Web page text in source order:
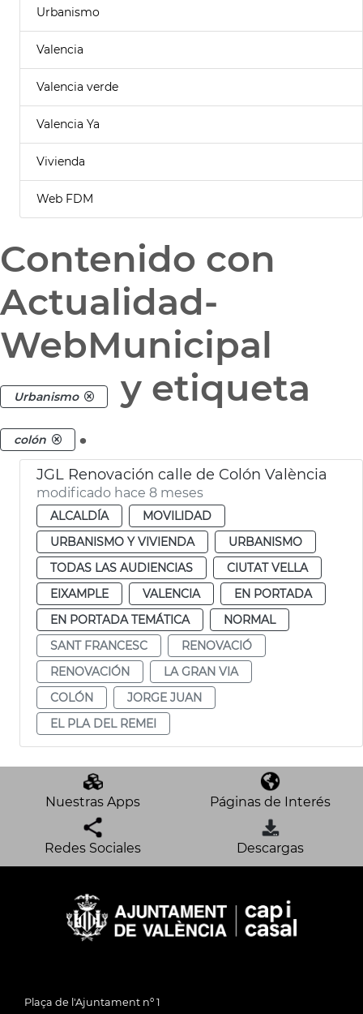
Urbanismo
Valencia
Valencia verde
Valencia Ya
Vivienda
Web FDM
Contenido con
Actualidad-
WebMunicipal
Urbanismo y etiqueta
colón .
JGL Renovación calle de Colón València
modificado hace 8 meses
ALCALDÍA
MOVILIDAD
URBANISMO Y VIVIENDA
URBANISMO
TODAS LAS AUDIENCIAS
CIUTAT VELLA
EIXAMPLE
VALENCIA
EN PORTADA
EN PORTADA TEMÁTICA
NORMAL
SANT FRANCESC
RENOVACIÓ
RENOVACIÓN
LA GRAN VIA
COLÓN
JORGE JUAN
EL PLA DEL REMEI
Nuestras Apps Páginas de Interés
Redes Sociales Descargas
Plaça de l'Ajuntament nº 1